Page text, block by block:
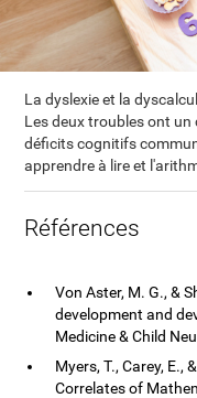
La dyslexie et la
Les deux troubles ont
déficits cognitifs
apprendre à lire et
Références
Von Aster, M. G., &
development and
Medicine & Child
Myers, T., Carey, E.,
Correlates of